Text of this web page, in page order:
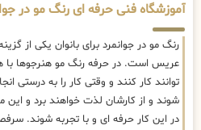
آموزشگاه فنی حرفه ای رنگ مو در
رنگ مو در جوانمرد برای بانوان یکی از
عریس است. در حرفه رنگ مو هنرجوها با
توانند کار کنند و وقتی کار را به درستی
شوند و از کارشان لذت خواهند برد و
در این کار حرفه ای و با تجربه شوند.